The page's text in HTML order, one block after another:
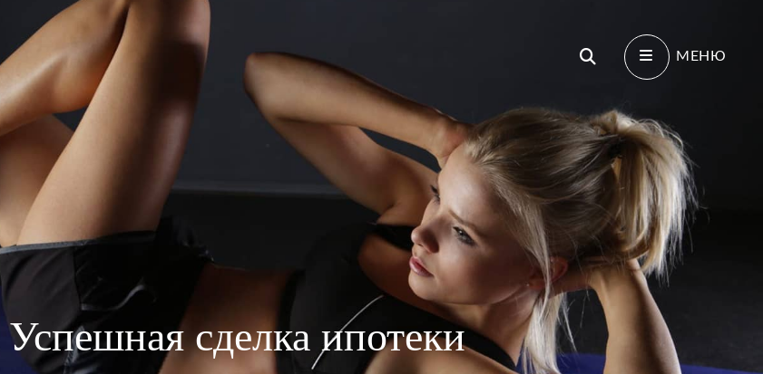
Поиск МЕНЮ
Успешная сделка ипотеки